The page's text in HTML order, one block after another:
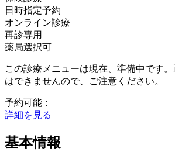
日時指定予約
オンライン診療
再診専用
薬局選択可
この診療メニューは現在、準備中です
はできませんので、ご注意ください。
予約可能：
詳細を見る
基本情報